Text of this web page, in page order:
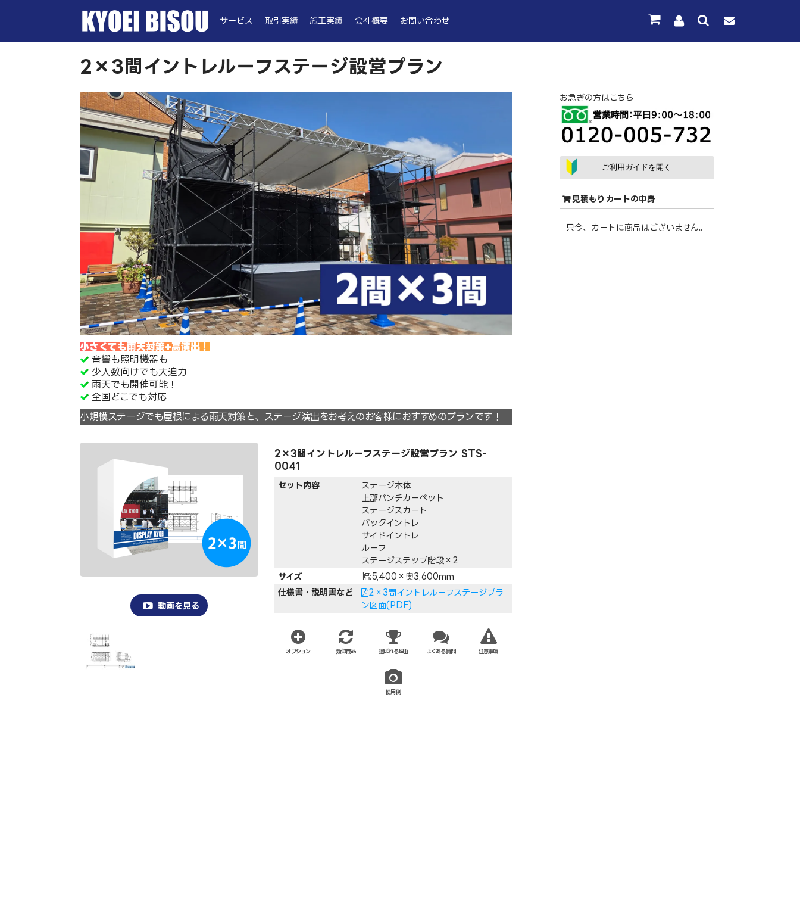
サービス 取引実績 施工実績 会社概要 お問い合わせ
2×3間イントレルーフステージ設営プラン
小さくても雨天対策+高演出！
音響も照明機器も
少人数向けでも大迫力
雨天でも開催可能！
全国どこでも対応
小規模ステージでも屋根による雨天対策と、ステージ演出をお考えのお客様におすすめのプランです！
動画を見る
2×3間イントレルーフステージ設営プラン STS-
0041
セット内容
ステージ本体
上部パンチカーペット
ステージスカート
バックイントレ
サイドイントレ
ルーフ
ステージステップ階段×2
サイズ
幅:5,400×奥3,600mm
仕様書・説明書など
2×3間イントレルーフステージプラ
ン図面(PDF)
オプション 類似商品 選ばれる理由 よくある質問 注意事項
使用例
お急ぎの方はこちら
ご利用ガイドを開く
見積もりカートの中身
只今、カートに商品はございません。